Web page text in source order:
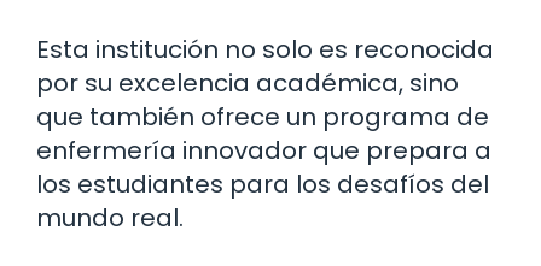
Esta institución no solo es reconocida
por su excelencia académica, sino
que también ofrece un programa de
enfermería innovador que prepara a
los estudiantes para los desafíos del
mundo real.